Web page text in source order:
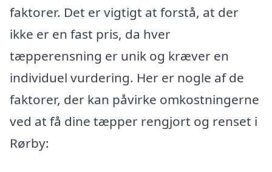
faktorer. Det er vigtigt at forstå, at der
ikke er en fast pris, da hver
tæpperensning er unik og kræver en
individuel vurdering. Her er nogle af de
faktorer, der kan påvirke omkostningerne
ved at få dine tæpper rengjort og renset i
Rørby: